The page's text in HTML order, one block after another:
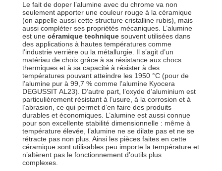
Le fait de doper l’alumine avec du chrome va non
seulement apporter une couleur rouge à la céramique
(on appelle aussi cette structure cristalline rubis), mais
aussi compléter ses propriétés mécaniques. L’alumine
est une céramique technique souvent utilisées dans
des applications à hautes températures comme
l’industrie verrière ou la métallurgie. Il s’agit d’un
matériau de choix grâce à sa résistance aux chocs
thermiques et à sa capacité à résister à des
températures pouvant atteindre les 1950 °C (pour de
l’alumine pur à 99,7 % comme l’alumine Kyocera
DEGUSSIT AL23). D’autre part, l’oxyde d’aluminium est
particulièrement résistant à l’usure, à la corrosion et à
l’abrasion, ce qui permet d’en faire des produits
durables et économiques. L’alumine est aussi connue
pour son excellente stabilité dimensionnelle : même à
température élevée, l’alumine ne se dilate pas et ne se
rétracte pas non plus. Ainsi les pièces faites en cette
céramique sont utilisables peu importe la température et
n’altèrent pas le fonctionnement d’outils plus
complexes.